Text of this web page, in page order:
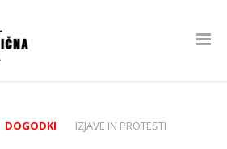
DOGODKI IZJAVE IN PROTESTI